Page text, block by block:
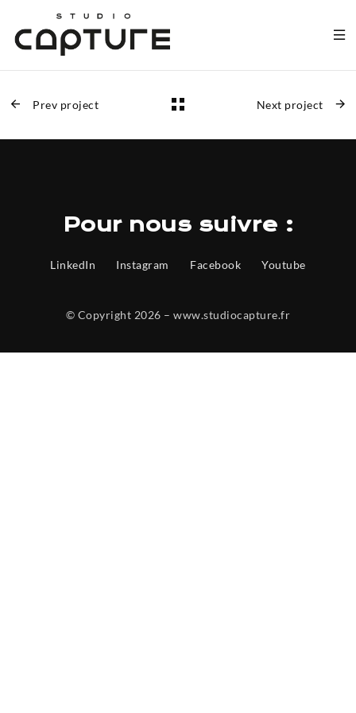
Prev project Next project
Pour nous suivre :
LinkedIn Instagram Facebook Youtube
© Copyright 2026 – www.studiocapture.fr